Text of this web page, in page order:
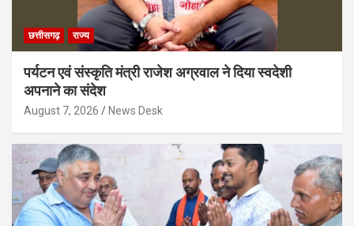
छत्तीसगढ़ राज्य
पर्यटन एवं संस्कृति मंत्री राजेश अग्रवाल ने दिया स्वदेशी
अपनाने का संदेश
August 7, 2026 News Desk